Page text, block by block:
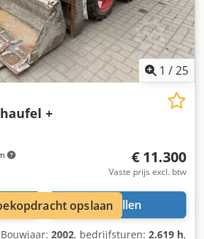
1 /25
+
€ 11.300
Vaste prijs excl. btw
Bellen
2002, bedrijfsturen: 2.619 h,
opslaan